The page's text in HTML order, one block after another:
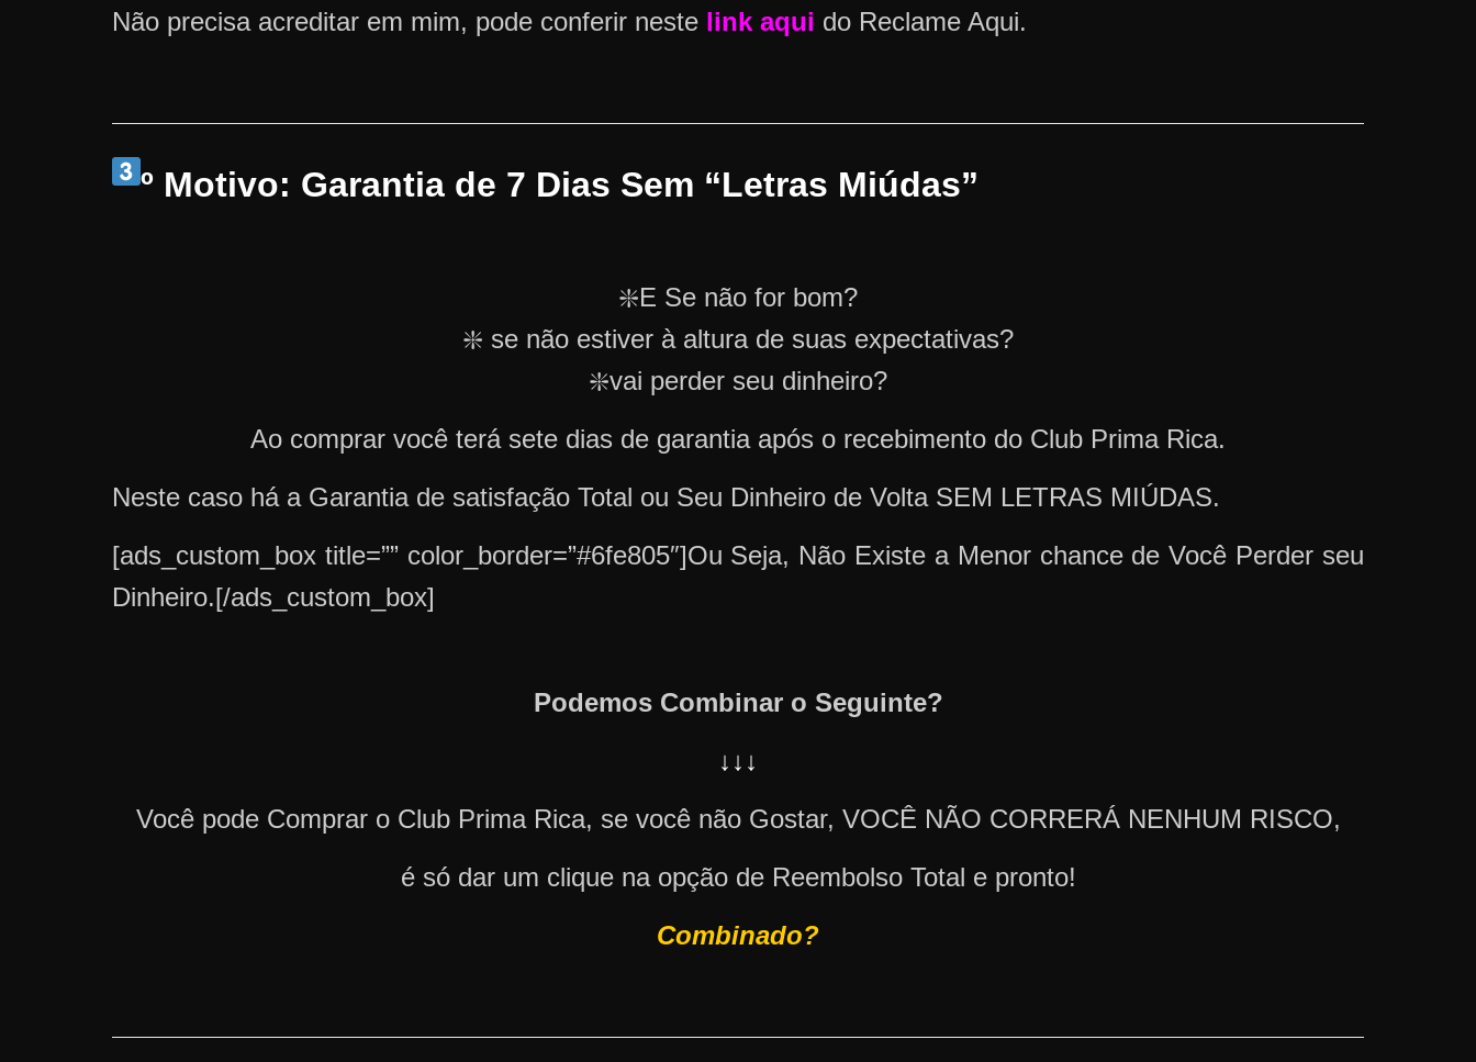
Não precisa acreditar em mim, pode conferir neste link aqui do Reclame Aqui.
º Motivo: Garantia de 7 Dias Sem “Letras Miúdas”
❇️E Se não for bom?
❇️ se não estiver à altura de suas expectativas?
❇️vai perder seu dinheiro?
Ao comprar você terá sete dias de garantia após o recebimento do Club Prima Rica.
Neste caso há a Garantia de satisfação Total ou Seu Dinheiro de Volta SEM LETRAS MIÚDAS.
[ads_custom_box title=”” color_border=”#6fe805″]Ou Seja, Não Existe a Menor chance de Você Perder seu
Dinheiro.[/ads_custom_box]
Podemos Combinar o Seguinte?
↓↓↓
Você pode Comprar o Club Prima Rica, se você não Gostar, VOCÊ NÃO CORRERÁ NENHUM RISCO,
é só dar um clique na opção de Reembolso Total e pronto!
Combinado?